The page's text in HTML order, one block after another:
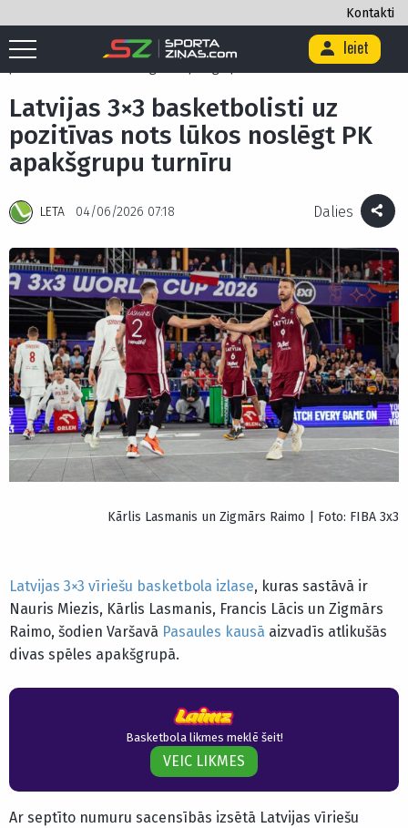
Kontakti
Ieiet
Sākums Basketbols / 3x3 basketbols
Latvijas 3×3 basketbolisti uz
Latvijas 3×3 basketbolisti uz
pozitīvas nots lūkos noslēgt PK
apakšgrupu turnīru
LETA 04/06/2026 07:18 Dalies
Kārlis Lasmanis un Zigmārs Raimo | Foto: FIBA 3x3
Latvijas 3×3 vīriešu basketbola izlase, kuras sastāvā ir
Nauris Miezis, Kārlis Lasmanis, Francis Lācis un Zigmārs
Raimo, šodien Varšavā Pasaules kausā aizvadīs atlikušās
divas spēles apakšgrupā.
Basketbola likmes meklē šeit!
VEIC LIKMES
Ar septīto numuru sacensībās izsētā Latvijas vīriešu